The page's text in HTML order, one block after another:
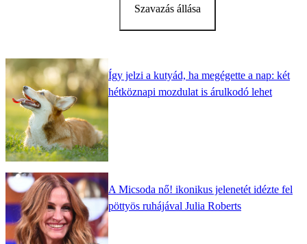
Szavazás állása
Így jelzi a kutyád, ha megégette a nap: két
hétköznapi mozdulat is árulkodó lehet
A Micsoda nő! ikonikus jelenetét idézte fel
pöttyös ruhájával Julia Roberts